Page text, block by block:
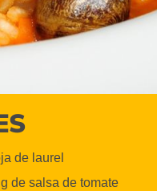
de laurel
de salsa de tomate